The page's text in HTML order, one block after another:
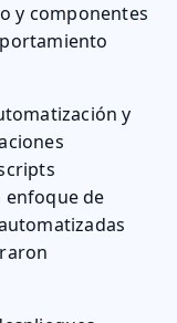
y componentes
y
enfoque de